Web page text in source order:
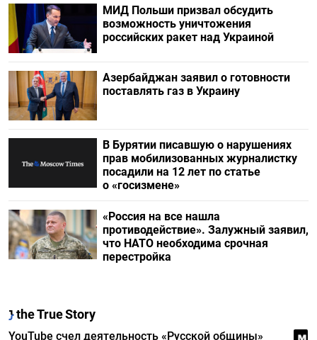
МИД Польши призвал обсудить
возможность уничтожения
российских ракет над Украиной
Азербайджан заявил о готовности
поставлять газ в Украину
В Бурятии писавшую о нарушениях
прав мобилизованных журналистку
посадили на 12 лет по статье
о «госизмене»
«Россия на все нашла
противодействие». Залужный заявил,
что НАТО необходима срочная
перестройка